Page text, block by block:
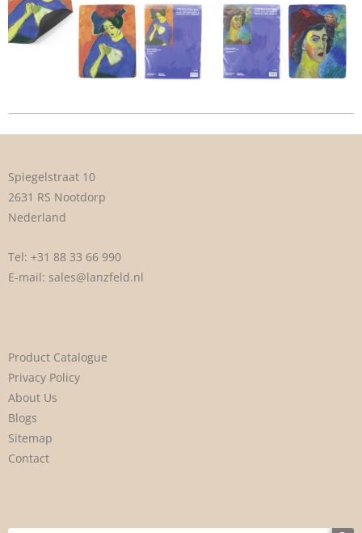
Spiegelstraat 10
2631 RS Nootdorp
Nederland
Tel: +31 88 33 66 990
E-mail: sales@lanzfeld.nl
Product Catalogue
Privacy Policy
About Us
Blogs
Sitemap
Contact